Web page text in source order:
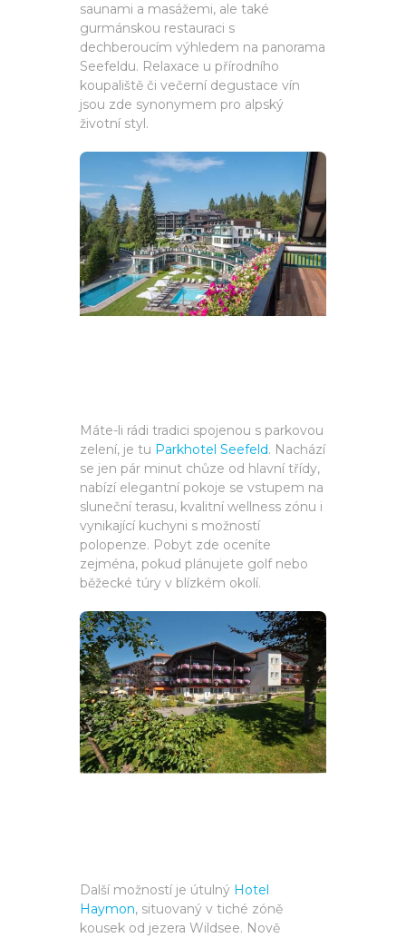
saunami a masážemi, ale také
gurmánskou restauraci s
dechberoucím výhledem na panorama
Seefeldu. Relaxace u přírodního
koupaliště či večerní degustace vín
jsou zde synonymem pro alpský
životní styl.
Máte-li rádi tradici spojenou s parkovou
zelení, je tu Parkhotel Seefeld. Nachází
se jen pár minut chůze od hlavní třídy,
nabízí elegantní pokoje se vstupem na
sluneční terasu, kvalitní wellness zónu i
vynikající kuchyni s možností
polopenze. Pobyt zde oceníte
zejména, pokud plánujete golf nebo
běžecké túry v blízkém okolí.
Další možností je útulný Hotel
Haymon, situovaný v tiché zóně
kousek od jezera Wildsee. Nově